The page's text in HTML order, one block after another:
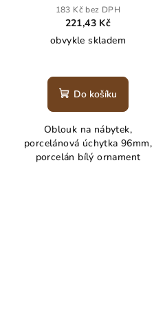
183 Kč bez DPH
221,43 Kč
obvykle skladem
Do košíku
Oblouk na nábytek,
porcelánová úchytka 96mm,
porcelán bílý ornament